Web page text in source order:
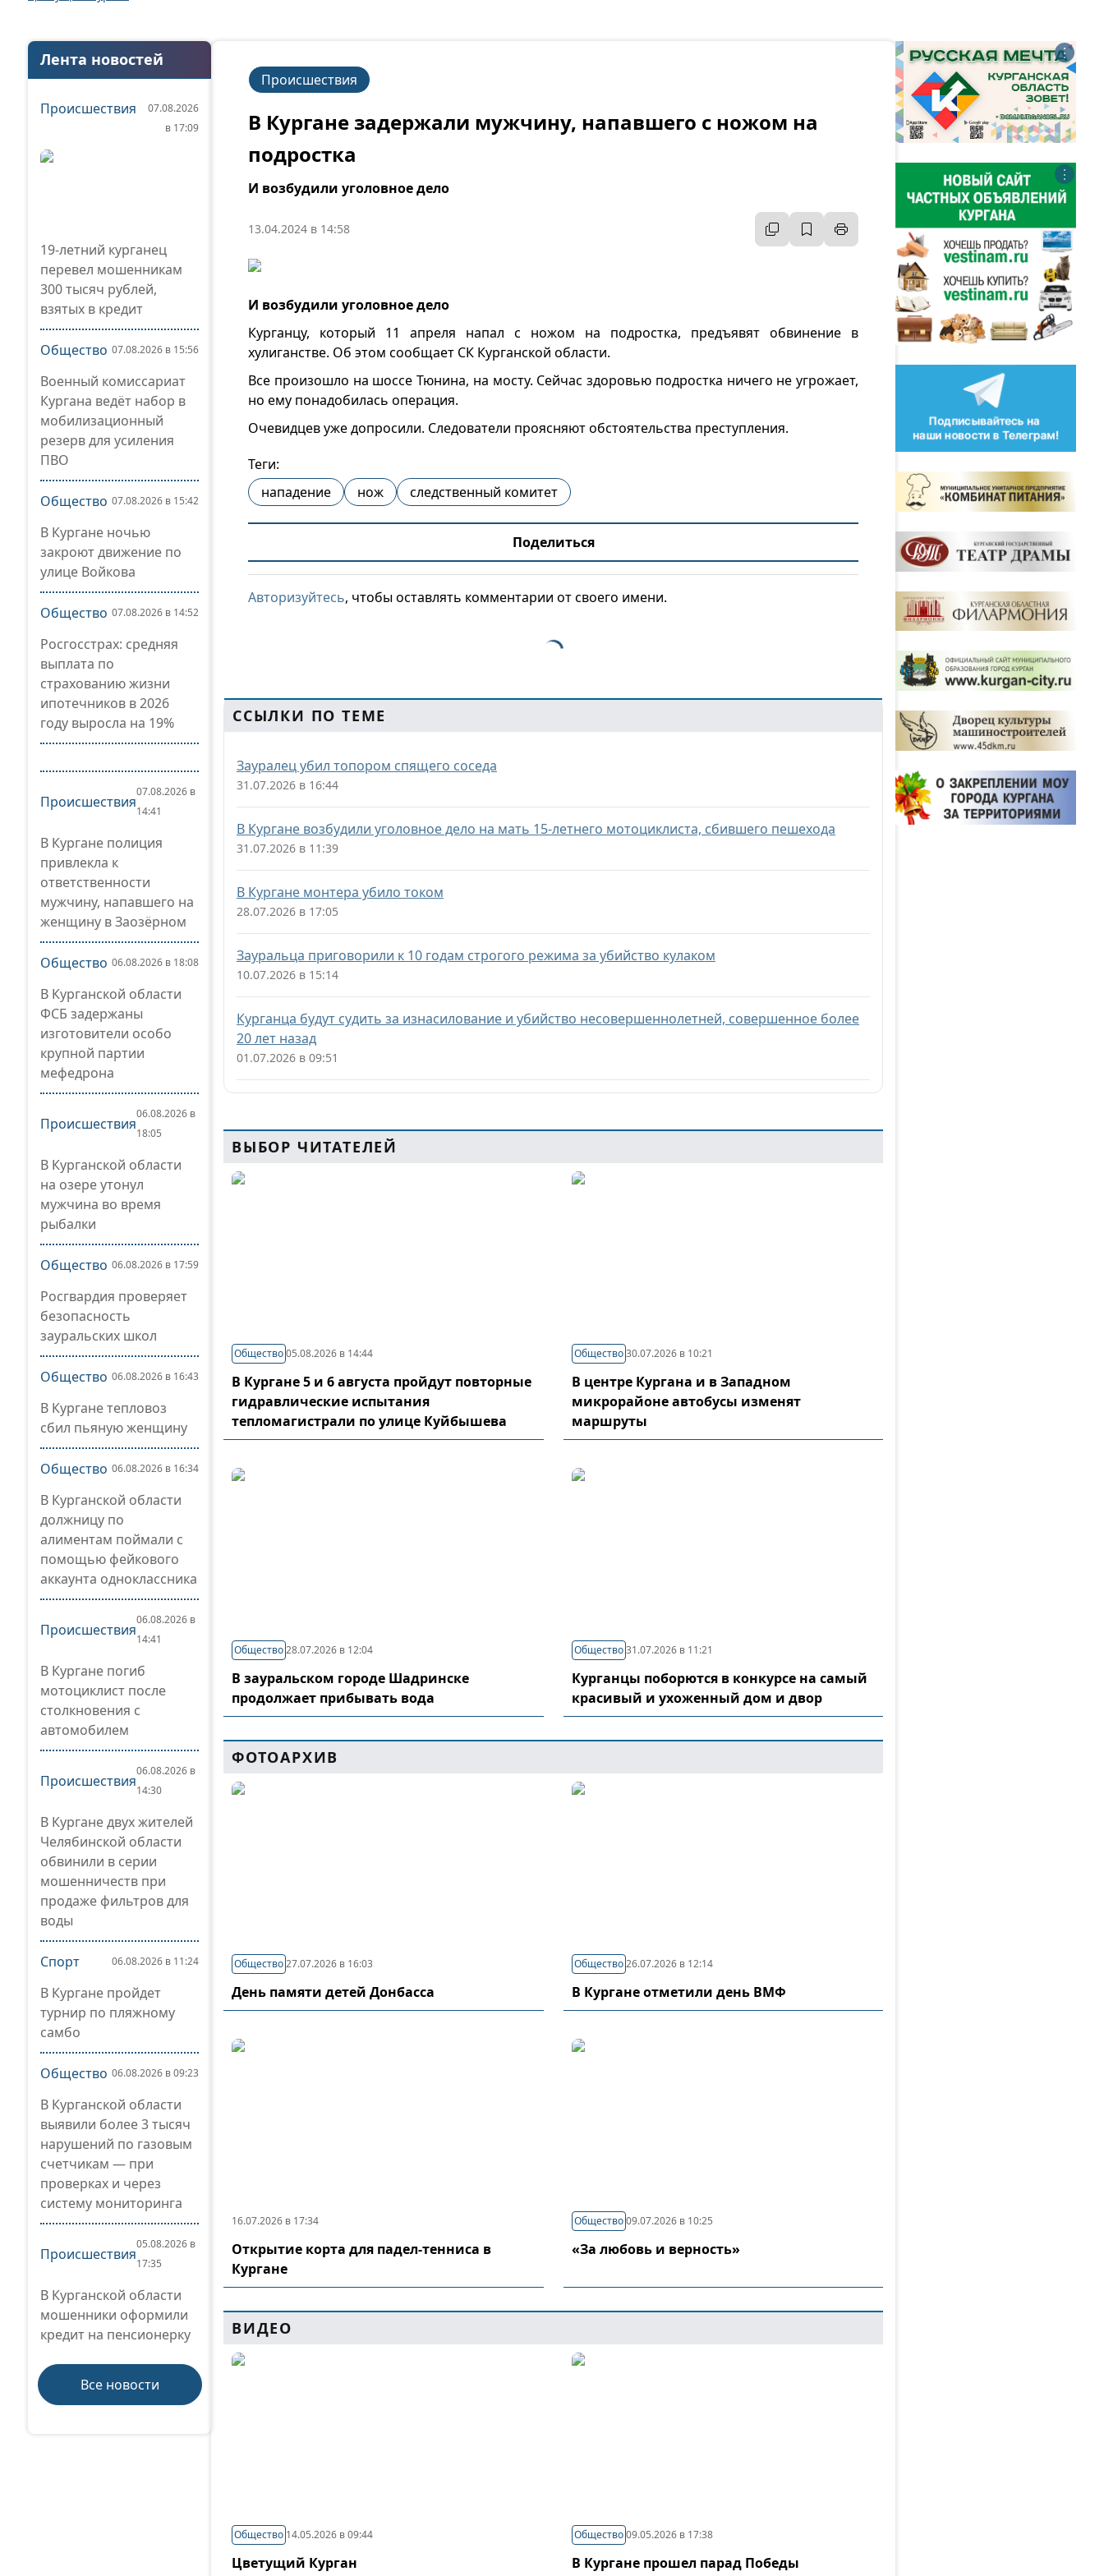
Лента новостей
Происшествия
07.08.2026
в 17:09
19-летний курганец
перевел мошенникам
300 тысяч рублей,
взятых в кредит
Общество 07.08.2026 в 15:56
Военный комиссариат
Кургана ведёт набор в
мобилизационный
резерв для усиления
ПВО
Общество 07.08.2026 в 15:42
В Кургане ночью
закроют движение по
улице Войкова
Общество 07.08.2026 в 14:52
Росгосстрах: средняя
выплата по
страхованию жизни
ипотечников в 2026
году выросла на 19%
Происшествия
07.08.2026 в
14:41
В Кургане полиция
привлекла к
ответственности
мужчину, напавшего на
женщину в Заозёрном
Общество 06.08.2026 в 18:08
В Курганской области
ФСБ задержаны
изготовители особо
крупной партии
мефедрона
Происшествия
06.08.2026 в
18:05
В Курганской области
на озере утонул
мужчина во время
рыбалки
Общество 06.08.2026 в 17:59
Росгвардия проверяет
безопасность
зауральских школ
Общество 06.08.2026 в 16:43
В Кургане тепловоз
сбил пьяную женщину
Общество 06.08.2026 в 16:34
В Курганской области
должницу по
алиментам поймали с
помощью фейкового
аккаунта одноклассника
Происшествия
06.08.2026 в
14:41
В Кургане погиб
мотоциклист после
столкновения с
автомобилем
Происшествия
06.08.2026 в
14:30
В Кургане двух жителей
Челябинской области
обвинили в серии
мошенничеств при
продаже фильтров для
воды
Спорт 06.08.2026 в 11:24
В Кургане пройдет
турнир по пляжному
самбо
Общество 06.08.2026 в 09:23
В Курганской области
выявили более 3 тысяч
нарушений по газовым
счетчикам — при
проверках и через
систему мониторинга
Происшествия
05.08.2026 в
17:35
В Курганской области
мошенники оформили
кредит на пенсионерку
Все новости
Происшествия
В Кургане задержали мужчину, напавшего с ножом на
подростка
И возбудили уголовное дело
13.04.2024 в 14:58
И возбудили уголовное дело
Курганцу, который 11 апреля напал с ножом на подростка, предъявят обвинение в
хулиганстве. Об этом сообщает СК Курганской области.
Все произошло на шоссе Тюнина, на мосту. Сейчас здоровью подростка ничего не угрожает,
но ему понадобилась операция.
Очевидцев уже допросили. Следователи проясняют обстоятельства преступления.
Теги:
нападение
нож следственный комитет
Поделиться
Авторизуйтесь, чтобы оставлять комментарии от своего имени.
ССЫЛКИ ПО ТЕМЕ
Зауралец убил топором спящего соседа
31.07.2026 в 16:44
В Кургане возбудили уголовное дело на мать 15-летнего мотоциклиста, сбившего пешехода
31.07.2026 в 11:39
В Кургане монтера убило током
28.07.2026 в 17:05
Зауральца приговорили к 10 годам строгого режима за убийство кулаком
10.07.2026 в 15:14
Курганца будут судить за изнасилование и убийство несовершеннолетней, совершенное более
20 лет назад
01.07.2026 в 09:51
ВЫБОР ЧИТАТЕЛЕЙ
Общество05.08.2026 в 14:44
В Кургане 5 и 6 августа пройдут повторные
гидравлические испытания
тепломагистрали по улице Куйбышева
Общество 30.07.2026 в 10:21
В центре Кургана и в Западном
микрорайоне автобусы изменят
маршруты
Общество28.07.2026 в 12:04
В зауральском городе Шадринске
продолжает прибывать вода
Общество 31.07.2026 в 11:21
Курганцы поборются в конкурсе на самый
красивый и ухоженный дом и двор
ФОТОАРХИВ
Общество27.07.2026 в 16:03
День памяти детей Донбасса
Общество 26.07.2026 в 12:14
В Кургане отметили день ВМФ
16.07.2026 в 17:34
Открытие корта для падел-тенниса в
Кургане
Общество 09.07.2026 в 10:25
«За любовь и верность»
ВИДЕО
Общество 14.05.2026 в 09:44
Цветущий Курган
Общество 09.05.2026 в 17:38
В Кургане прошел парад Победы
⋮
⋮